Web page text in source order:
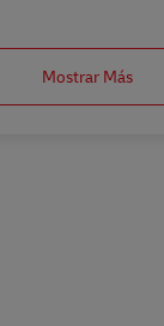
Mostrar Más